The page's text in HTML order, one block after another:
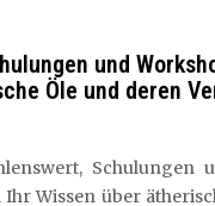
und
Öle und deren
Schulungen
Ihr Wissen über